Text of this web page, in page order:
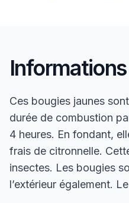
Ces bougies jaunes
durée de combustion
4 heures. En fondant,
frais de citronnelle.
insectes. Les bougies
l’extérieur également.